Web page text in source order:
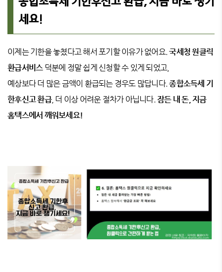
세요!
이제는 기한을 놓쳤다고 해서 포기할 이유가 없어요.국세청 원클릭
환급서비스 덕분에 정말 쉽게 신청할 수 있게 되었고,
예상보다 더 많은 금액이 환급되는 경우도 많답니다.종합소득세 기
한후신고 환급, 더 이상 어려운 절차가 아닙니다. 잠든 내 돈, 지금
홈택스에서 깨워보세요!